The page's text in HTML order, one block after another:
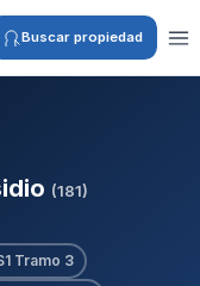
Buscar propiedad
(181)
Tramo 3